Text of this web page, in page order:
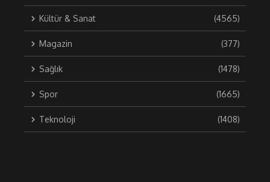
Kültür & Sanat (4565)
Magazin (377)
Sağlık (1478)
Spor (1665)
Teknoloji (1408)